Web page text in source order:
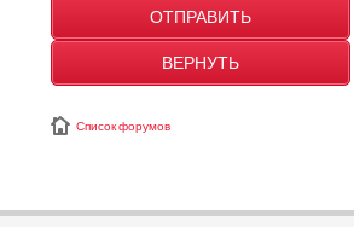
Список форумов